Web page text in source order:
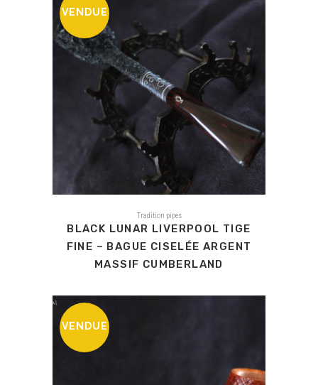
VENDUE
Tradition pipes
BLACK LUNAR LIVERPOOL TIGE
FINE – BAGUE CISELÉE ARGENT
MASSIF CUMBERLAND
VENDUE